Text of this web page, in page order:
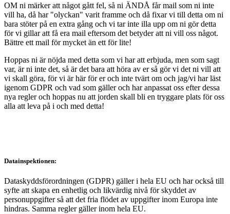
OM ni märker att något gått fel, så ni ÄNDÅ får mail som ni inte
vill ha, då har "olyckan" varit framme och då fixar vi till detta om ni
bara stöter på en extra gång och vi tar inte illa upp om ni gör detta
för vi gillar att få era mail eftersom det betyder att ni vill oss något.
Bättre ett mail för mycket än ett för lite!
Hoppas ni är nöjda med detta som vi har att erbjuda, men som sagt
var, är ni inte det, så är det bara att höra av er så gör vi det ni vill att
vi skall göra, för vi är här för er och inte tvärt om och jag/vi har läst
igenom GDPR och vad som gäller och har anpassat oss efter dessa
nya regler och hoppas nu att jorden skall bli en tryggare plats för oss
alla att leva på i och med detta!
Datainspektionen:
Dataskyddsförordningen (GDPR) gäller i hela EU och har också till
syfte att skapa en enhetlig och likvärdig nivå för skyddet av
personuppgifter så att det fria flödet av uppgifter inom Europa inte
hindras. Samma regler gäller inom hela EU.